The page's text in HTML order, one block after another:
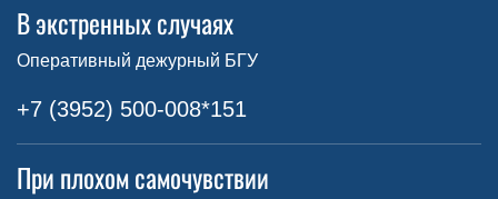
В экстренных случаях
Оперативный дежурный БГУ
+7 (3952) 500-008*151
При плохом самочувствии